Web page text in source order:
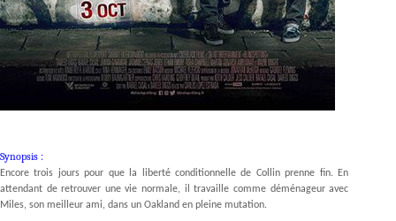
Synopsis :
Encore trois jours pour que la liberté conditionnelle de Collin prenne fin. En
attendant de retrouver une vie normale, il travaille comme déménageur avec
Miles, son meilleur ami, dans un Oakland en pleine mutation.